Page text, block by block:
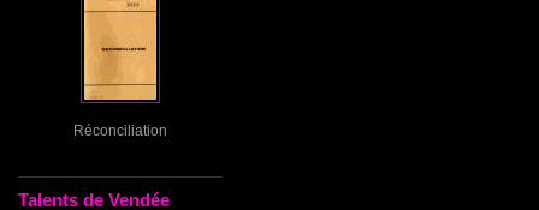
Réconciliation
Talents de Vendée